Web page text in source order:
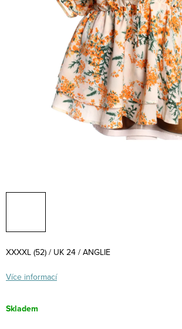
XXXXL (52) / UK 24 / ANGLIE
Více informací
Skladem